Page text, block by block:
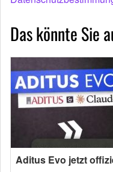
Das könnte Sie
Aditus Evo jetzt